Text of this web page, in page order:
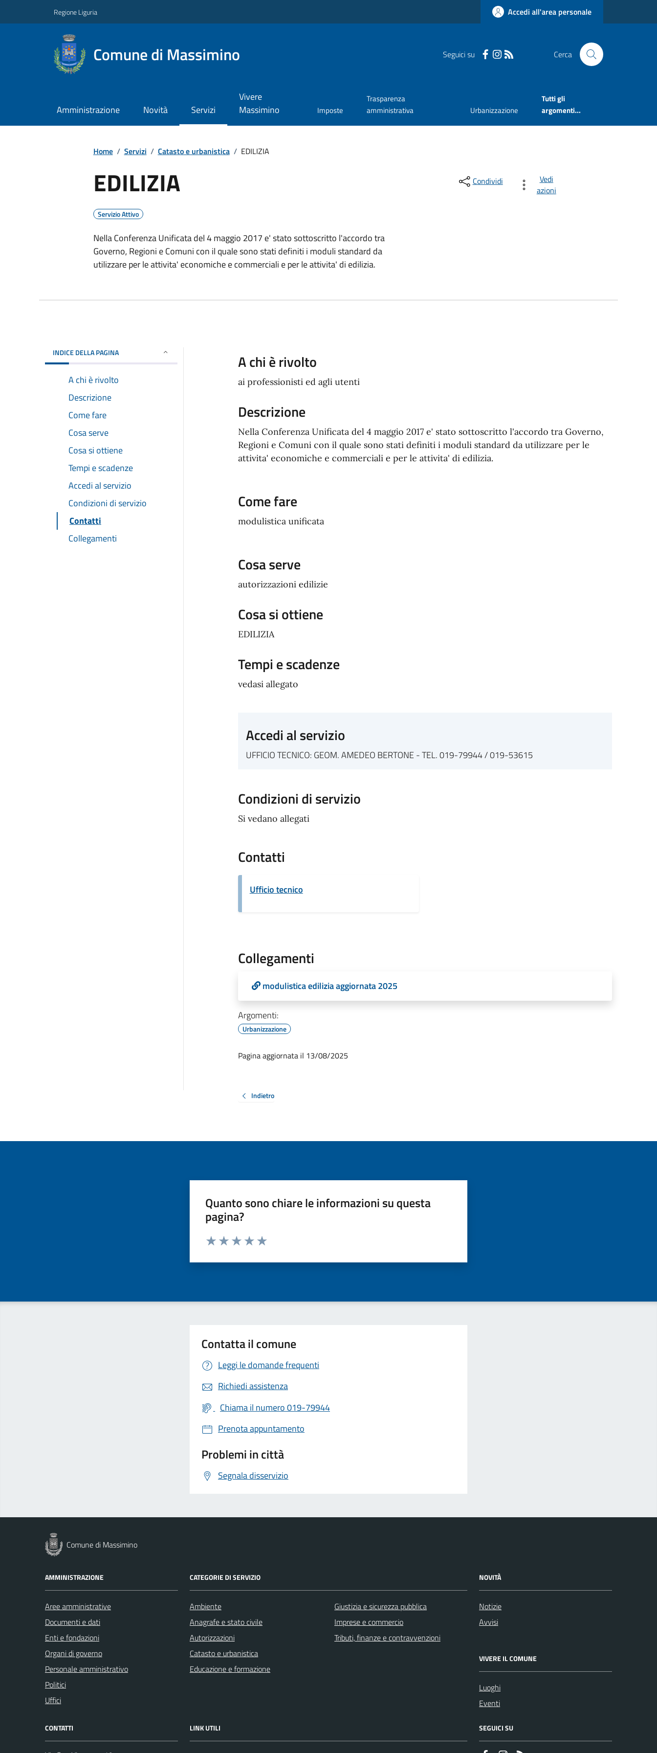
Regione Liguria Accedi all'area personale
Comune di Massimino Seguici su Cerca
Amministrazione Novità Servizi
Vivere
Massimino
Imposte
Trasparenza
amministrativa
Urbanizzazione
Tutti gli
argomenti...
Home / Servizi / Catasto e urbanistica / EDILIZIA
EDILIZIA
Servizio Attivo
Nella Conferenza Unificata del 4 maggio 2017 e' stato sottoscritto l'accordo tra
Governo, Regioni e Comuni con il quale sono stati definiti i moduli standard da
utilizzare per le attivita' economiche e commerciali e per le attivita' di edilizia.
Condividi
Vedi
azioni
INDICE DELLA PAGINA
A chi è rivolto
Descrizione
Come fare
Cosa serve
Cosa si ottiene
Tempi e scadenze
Accedi al servizio
Condizioni di servizio
Contatti
Collegamenti
A chi è rivolto
ai professionisti ed agli utenti
Descrizione
Nella Conferenza Unificata del 4 maggio 2017 e' stato sottoscritto l'accordo tra Governo,
Regioni e Comuni con il quale sono stati definiti i moduli standard da utilizzare per le
attivita' economiche e commerciali e per le attivita' di edilizia.
Come fare
modulistica unificata
Cosa serve
autorizzazioni edilizie
Cosa si ottiene
EDILIZIA
Tempi e scadenze
vedasi allegato
Accedi al servizio
UFFICIO TECNICO: GEOM. AMEDEO BERTONE - TEL. 019-79944 / 019-53615
Condizioni di servizio
Si vedano allegati
Contatti
Ufficio tecnico
Collegamenti
modulistica edilizia aggiornata 2025
Argomenti:
Urbanizzazione
Pagina aggiornata il 13/08/2025
Indietro
Quanto sono chiare le informazioni su questa
pagina?
Valuta da 1 a 5 stelle la pagina
Contatta il comune
Leggi le domande frequenti
Richiedi assistenza
Chiama il numero 019-79944
Prenota appuntamento
Problemi in città
Segnala disservizio
Comune di Massimino
AMMINISTRAZIONE
Aree amministrative
Documenti e dati
Enti e fondazioni
Organi di governo
Personale amministrativo
Politici
Uffici
CATEGORIE DI SERVIZIO
Ambiente
Anagrafe e stato civile
Autorizzazioni
Catasto e urbanistica
Educazione e formazione
Giustizia e sicurezza pubblica
Imprese e commercio
Tributi, finanze e contravvenzioni
NOVITÀ
Notizie
Avvisi
VIVERE IL COMUNE
Luoghi
Eventi
CONTATTI LINK UTILI SEGUICI SU